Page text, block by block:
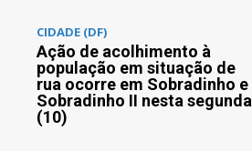
CIDADE (DF)
Ação de acolhimento à
população em situação de
rua ocorre em Sobradinho e
Sobradinho II nesta segunda
(10)